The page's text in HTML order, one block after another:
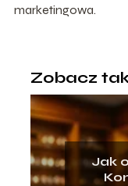
marketingowa.
Zobacz
Jak